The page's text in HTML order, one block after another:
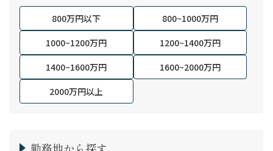
800万円以下
800~1000万円
1000~1200万円
1200~1400万円
1400~1600万円
1600~2000万円
2000万円以上